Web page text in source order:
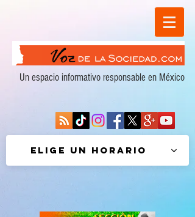
Un espacio informativo responsable en México
Elige un horario